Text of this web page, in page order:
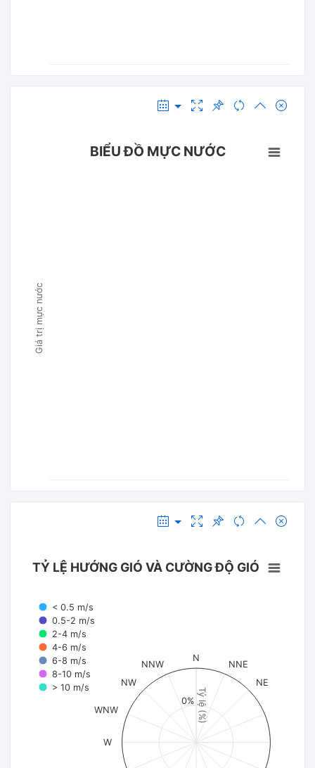
Giá trị mực nước
BIỂU ĐỒ MỰC NƯỚC
Tỷ lệ (%)
TỶ LỆ HƯỚNG GIÓ VÀ CƯỜNG ĐỘ GIÓ
< 0.5 m/s
0.5-2 m/s
2-4 m/s
4-6 m/s
6-8 m/s
8-10 m/s
> 10 m/s
N
NNE
NE
W
WNW
NW
NNW
0%